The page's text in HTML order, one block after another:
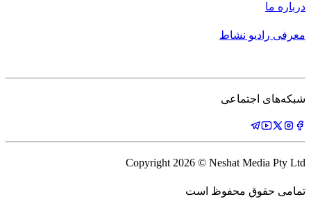
درباره ما
معرفی رادیو نشاط
شبکه‌های اجتماعی
Copyright 2026 © Neshat Media Pty Ltd
تمامی حقوق محفوظ است